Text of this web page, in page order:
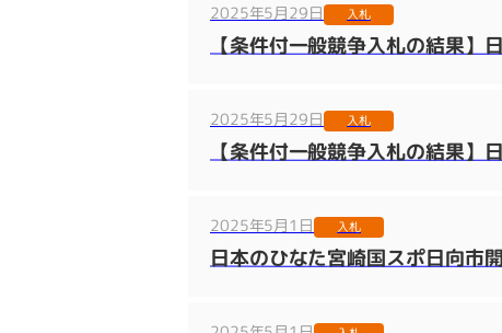
2025年5月29日 入札
【条件付一般競争入札の結果】
2025年5月29日 入札
【条件付一般競争入札の結果】
2025年5月1日 入札
日本のひなた宮崎国スポ日向市